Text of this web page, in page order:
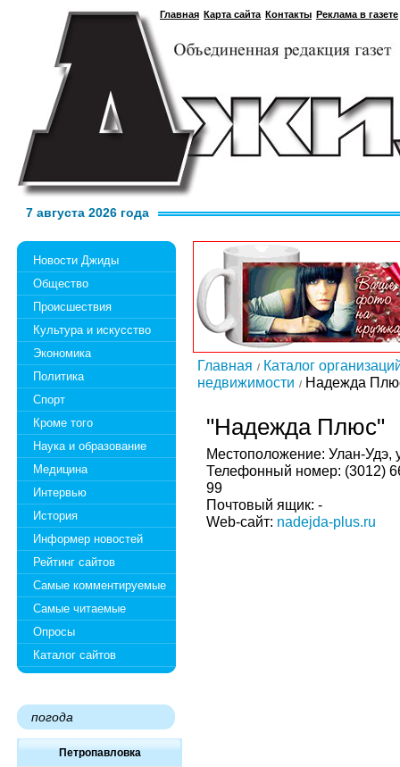
Главная Карта сайта Контакты Реклама в газете
7 августа 2026 года
Новости Джиды
Общество
Происшествия
Культура и искусство
Экономика
Политика
Спорт
Кроме того
Наука и образование
Медицина
Интервью
История
Информер новостей
Рейтинг сайтов
Самые комментируемые
Самые читаемые
Опросы
Каталог сайтов
погода
Петропавловка
Главная
Каталог
недвижимости
Надежда
"Надежда Плюс"
Местоположение: Улан-Удэ,
Телефонный номер: (3012)
99
Почтовый ящик: -
Web-сайт: nadejda-plus.ru